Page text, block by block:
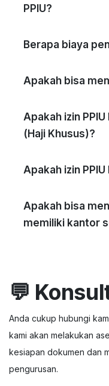
PPIU?
Berapa biaya
Apakah bisa
Apakah izin
(Haji Khusus)?
Apakah izin
Apakah bisa
memiliki kantor
💬
Anda cukup hubungi
kami akan melakukan
kesiapan dokumen dan
pengurusan.